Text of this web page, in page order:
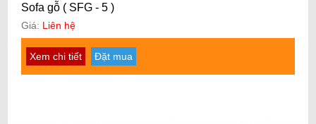
Sofa gỗ ( SFG - 5 )
Giá: Liên hệ
Xem chi tiết Đặt mua